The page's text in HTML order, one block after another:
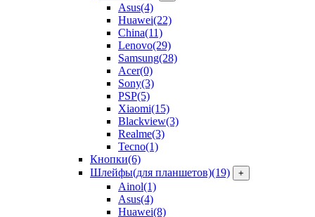
Asus(4)
Huawei(22)
China(11)
Lenovo(29)
Samsung(28)
Acer(0)
Sony(3)
PSP(5)
Xiaomi(15)
Blackview(3)
Realme(3)
Tecno(1)
Кнопки(6)
Шлейфы(для планшетов)(19) +
Ainol(1)
Asus(4)
Huawei(8)